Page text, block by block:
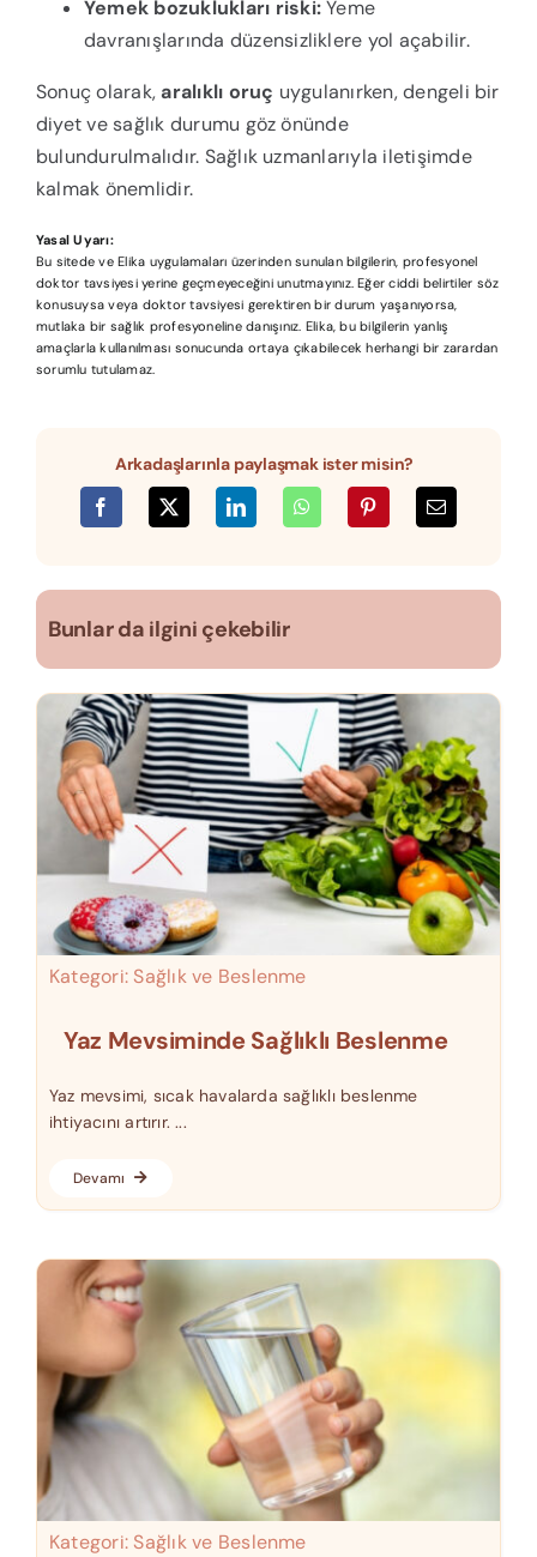
Yemek bozuklukları riski:Yeme
davranışlarında düzensizliklere yol açabilir.
Sonuç olarak,aralıklı oruç uygulanırken, dengeli bir
diyet ve sağlık durumu göz önünde
bulundurulmalıdır. Sağlık uzmanlarıyla iletişimde
kalmak önemlidir.
Yasal Uyarı:
Bu sitede ve Elika uygulamaları üzerinden sunulan bilgilerin, profesyonel
doktor tavsiyesi yerine geçmeyeceğini unutmayınız. Eğer ciddi belirtiler söz
konusuysa veya doktor tavsiyesi gerektiren bir durum yaşanıyorsa,
mutlaka bir sağlık profesyoneline danışınız. Elika, bu bilgilerin yanlış
amaçlarla kullanılması sonucunda ortaya çıkabilecek herhangi bir zarardan
sorumlu tutulamaz.
Arkadaşlarınla paylaşmak ister misin?
Bunlar da ilgini çekebilir
Kategori: Sağlık ve Beslenme
Yaz Mevsiminde Sağlıklı Beslenme
Yaz mevsimi, sıcak havalarda sağlıklı beslenme
ihtiyacını artırır. ...
Devamı
Kategori: Sağlık ve Beslenme